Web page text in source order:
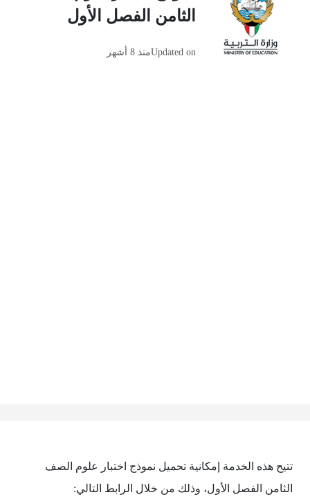
الثامن الفصل الأول
Updated onمنذ 8 أشهر
تتيح هذه الخدمة إمكانية تحميل نموذج اختبار علوم الصف
الثامن الفصل الأول، وذلك من خلال الرابط التالي: